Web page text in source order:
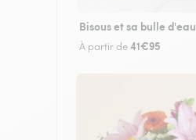
Bisous et sa bulle d'eau
À partir de41€95